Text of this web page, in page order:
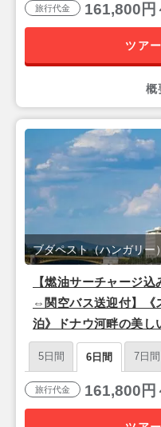
旅行代金 161,800円
ツア
概
【燃油サーチャージ
⇔関空バス送迎付】《
泊》ドナウ河畔の美し
ペスト」3泊6日
ブダペスト（ハンガリー
5日間 6日間 7日間
旅行代金 161,800円